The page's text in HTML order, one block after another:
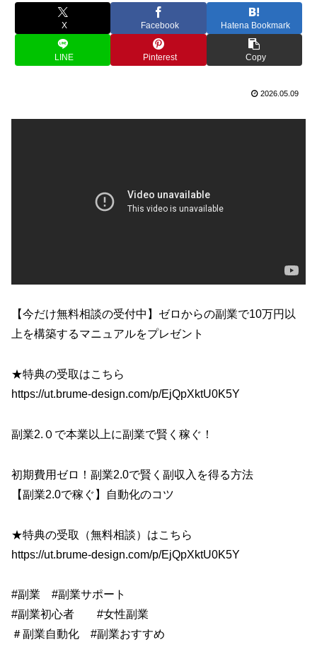
X Facebook Hatena Bookmark
LINE Pinterest Copy
2026.05.09
【今だけ無料相談の受付中】ゼロからの副業で10万円以
上を構築するマニュアルをプレゼント
★特典の受取はこちら
https://ut.brume-design.com/p/EjQpXktU0K5Y
副業2.０で本業以上に副業で賢く稼ぐ！
初期費用ゼロ！副業2.0で賢く副収入を得る方法
【副業2.0で稼ぐ】自動化のコツ
★特典の受取（無料相談）はこちら
https://ut.brume-design.com/p/EjQpXktU0K5Y
#副業 #副業サポート
#副業初心者 #女性副業
＃副業自動化 #副業おすすめ